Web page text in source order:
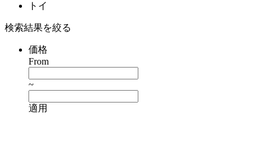
トイ
検索結果を絞る
価格
From
~
適用